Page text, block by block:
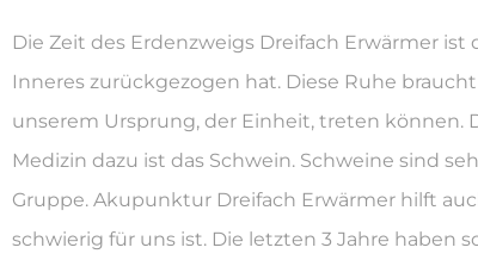
Die Zeit des Erdenzweigs Dreifach Erwärmer ist
Inneres zurückgezogen hat. Diese Ruhe
unserem Ursprung, der Einheit, treten können.
Medizin dazu ist das Schwein. Schweine sind
Gruppe. Akupunktur Dreifach Erwärmer hilft
schwierig für uns ist. Die letzten 3 Jahre haben